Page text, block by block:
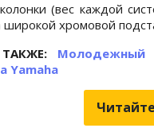
(вес каждой
широкой хромовой
Молодежный
Yamaha